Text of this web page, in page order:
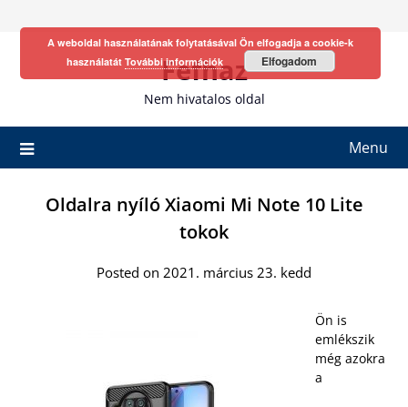
Fefhaz
Nem hivatalos oldal
Menu
Oldalra nyíló Xiaomi Mi Note 10 Lite
tokok
Posted on 2021. március 23. kedd
Ön is
emlékszik
még azokra
a
A weboldal használatának folytatásával Ön elfogadja a cookie-k
használatát További információk Elfogadom